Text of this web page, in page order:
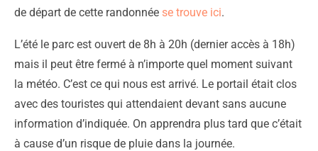
de départ de cette randonnée se trouve ici.
L’été le parc est ouvert de 8h à 20h (dernier accès à 18h)
mais il peut être fermé à n’importe quel moment suivant
la météo. C’est ce qui nous est arrivé. Le portail était clos
avec des touristes qui attendaient devant sans aucune
information d’indiquée. On apprendra plus tard que c’était
à cause d’un risque de pluie dans la journée.